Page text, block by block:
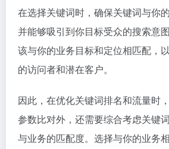
工厂或贸易公司，那么使用这个关
因为它与”电动轮椅租赁”相关。
在选择关键词时，确保关键词与你
该与你的业务目标和定位相匹配，
的访问者和潜在客户。